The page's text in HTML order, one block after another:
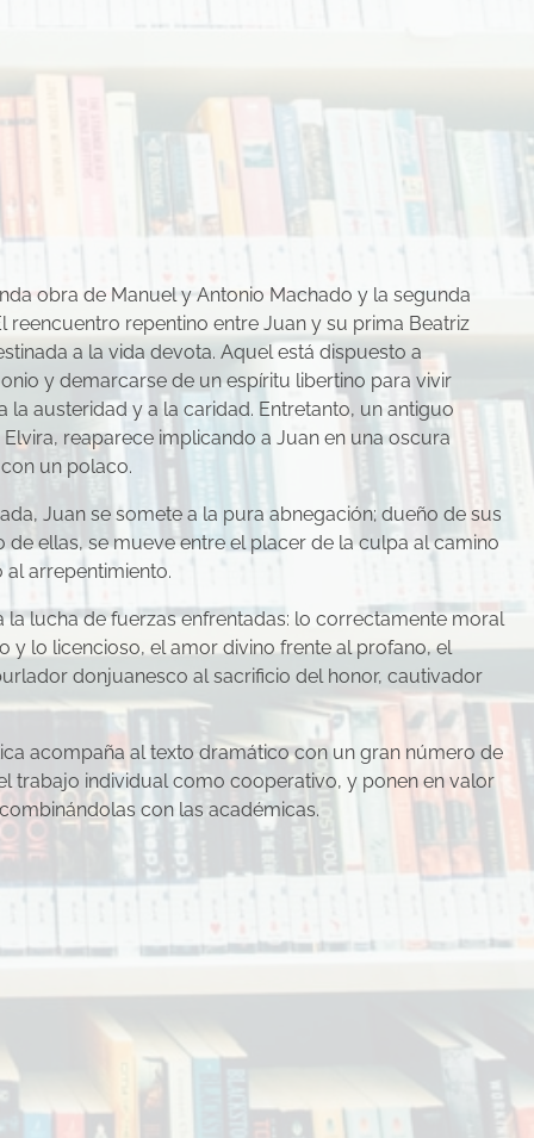
obra de Manuel y Antonio Machado y la segunda
reencuentro repentino entre Juan y su prima Beatriz
a la vida devota. Aquel está dispuesto a
y demarcarse de un espíritu libertino para vivir
la austeridad y a la caridad. Entretanto, un antiguo
reaparece implicando a Juan en una oscura
un polaco.
Juan se somete a la pura abnegación; dueño de sus
de ellas, se mueve entre el placer de la culpa al camino
arrepentimiento.
la lucha de fuerzas enfrentadas: lo correctamente moral
y lo licencioso, el amor divino frente al profano, el
donjuanesco al sacrificio del honor, cautivador
acompaña al texto dramático con un gran número de
trabajo individual como cooperativo, y ponen en valor
con las académicas.